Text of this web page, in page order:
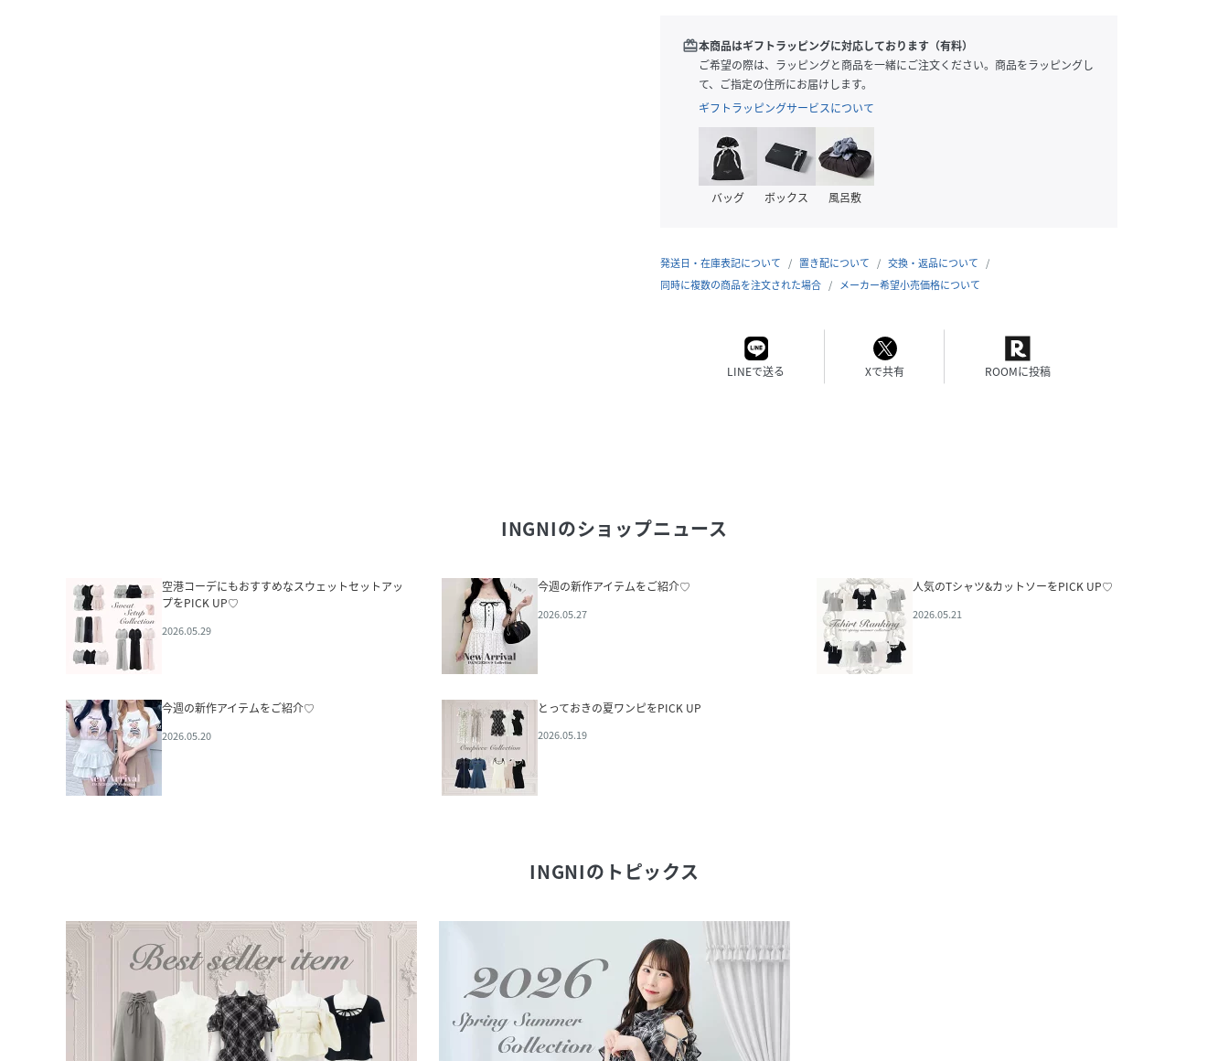
redeem本商品はギフトラッピングに対応しております（有料）
ご希望の際は、ラッピングと商品を一緒にご注文ください。商品をラッピングし
て、ご指定の住所にお届けします。
ギフトラッピングサービスについて
バッグ ボックス 風呂敷
発送日・在庫表記について 置き配について
交換・返品について
同時に複数の商品を注文された場合
メーカー希望小売価格について
LINEで送る Xで共有 ROOMに投稿
INGNIのショップニュース
空港コーデにもおすすめなスウェットセットアッ
プをPICK UP♡
2026.05.29
今週の新作アイテムをご紹介♡
2026.05.27
人気のTシャツ&カットソーをPICK UP♡
2026.05.21
今週の新作アイテムをご紹介♡
2026.05.20
とっておきの夏ワンピをPICK UP
2026.05.19
INGNIのトピックス